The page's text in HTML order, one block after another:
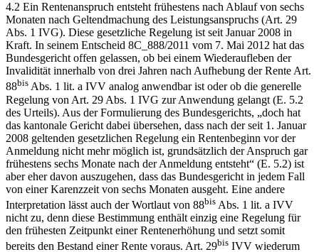
4.2 Ein Rentenanspruch entsteht frühestens nach Ablauf von sechs
Monaten nach Geltendmachung des Leistungsanspruchs (Art. 29
Abs. 1 IVG). Diese gesetzliche Regelung ist seit Januar 2008 in
Kraft. In seinem Entscheid 8C_888/2011 vom 7. Mai 2012 hat das
Bundesgericht offen gelassen, ob bei einem Wiederaufleben der
Invalidität innerhalb von drei Jahren nach Aufhebung der Rente Art.
88bis Abs. 1 lit. a IVV analog anwendbar ist oder ob die generelle
Regelung von Art. 29 Abs. 1 IVG zur Anwendung gelangt (E. 5.2
des Urteils). Aus der Formulierung des Bundesgerichts, „doch hat
das kantonale Gericht dabei übersehen, dass nach der seit 1. Januar
2008 geltenden gesetzlichen Regelung ein Rentenbeginn vor der
Anmeldung nicht mehr möglich ist, grundsätzlich der Anspruch gar
frühestens sechs Monate nach der Anmeldung entsteht“ (E. 5.2) ist
aber eher davon auszugehen, dass das Bundesgericht in jedem Fall
von einer Karenzzeit von sechs Monaten ausgeht. Eine andere
Interpretation lässt auch der Wortlaut von 88bis Abs. 1 lit. a IVV
nicht zu, denn diese Bestimmung enthält einzig eine Regelung für
den frühesten Zeitpunkt einer Rentenerhöhung und setzt somit
bereits den Bestand einer Rente voraus. Art. 29bis IVV wiederum